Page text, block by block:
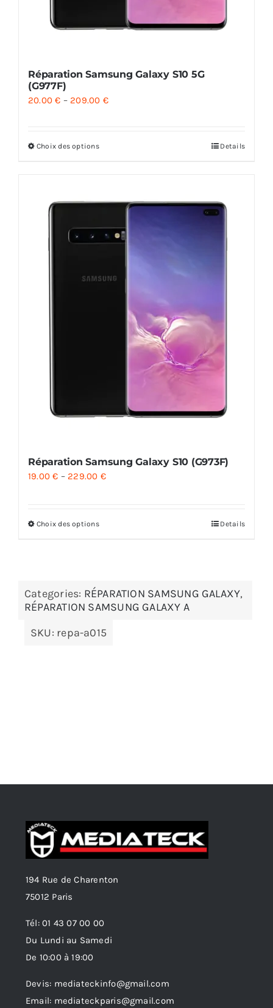
Réparation Samsung Galaxy S10 5G
(G977F)
20.00€ – 209.00 €
Choix des options Details
Réparation Samsung Galaxy S10 (G973F)
19.00€ – 229.00 €
Choix des options Details
Categories: RÉPARATION SAMSUNG GALAXY,
RÉPARATION SAMSUNG GALAXY A
SKU: repa-a015
194 Rue de Charenton
75012 Paris
Tél: 01 43 07 00 00
Du Lundi au Samedi
De 10:00 à 19:00
Devis: mediateckinfo@gmail.com
Email: mediateckparis@gmail.com